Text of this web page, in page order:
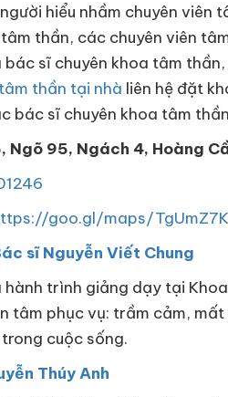
hiểu nhầm chuyên
thần, các chuyên viên
sĩ chuyên khoa tâm
thần tại nhà liên hệ đặt
bác sĩ chuyên khoa tâm
Ngõ 95, Ngách 4, Hoàng
goo.gl/maps/
sĩ Nguyễn Viết Chung
hành trình giảng dạy tại
tâm phục vụ: trầm cảm,
cuộc sống.
Thúy Anh